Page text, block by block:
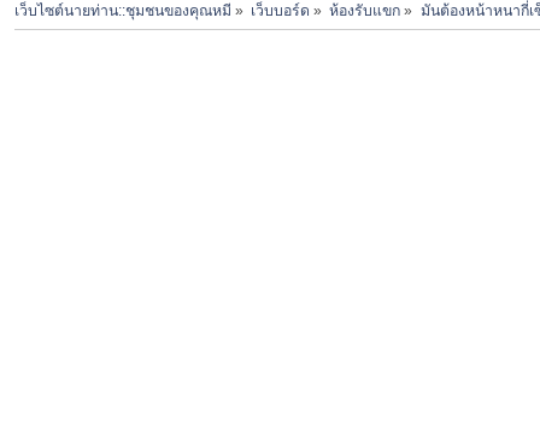
เว็บไซต์นายท่าน::ชุมชนของคุณหมี » เว็บบอร์ด » ห้องรับแขก » มันต้องหน้าหนากี่เ